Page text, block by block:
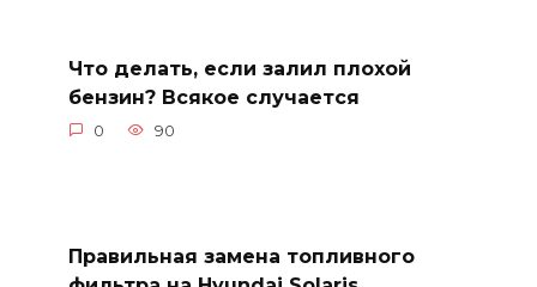
Что делать, если залил плохой
бензин? Всякое случается
0 90
Правильная замена топливного